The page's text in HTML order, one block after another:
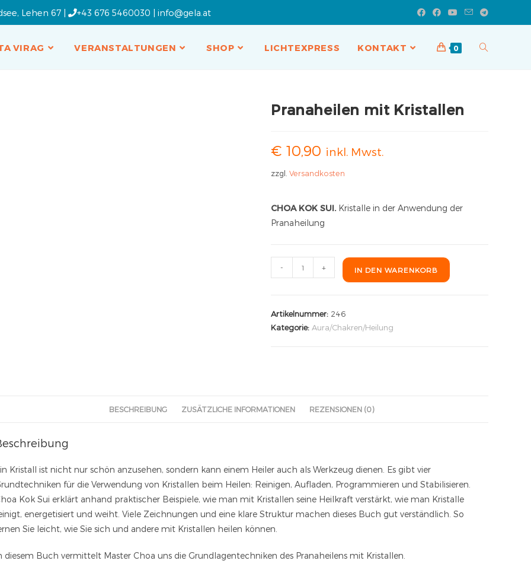
Lehen 67 | +43 676 5460030 | info@gela.at
VIRAG VERANSTALTUNGEN SHOP LICHTEXPRESS KONTAKT 0
Pranaheilen mit Kristallen
€ 10,90 inkl. Mwst.
zzgl.Versandkosten
CHOA KOK SUI. Kristalle in der Anwendung der
Pranaheilung
- + IN DEN WARENKORB
Artikelnummer: 246
Kategorie: Aura/Chakren/Heilung
BESCHREIBUNG ZUSÄTZLICHE INFORMATIONEN REZENSIONEN (0)
Kristall ist nicht nur schön anzusehen, sondern kann einem Heiler auch als Werkzeug dienen. Es gibt vier
für die Verwendung von Kristallen beim Heilen: Reinigen, Aufladen, Programmieren und Stabilisieren.
Kok Sui erklärt anhand praktischer Beispiele, wie man mit Kristallen seine Heilkraft verstärkt, wie man Kristalle
energetisiert und weiht. Viele Zeichnungen und eine klare Struktur machen dieses Buch gut verständlich. So
Sie leicht, wie Sie sich und andere mit Kristallen heilen können.
diesem Buch vermittelt Master Choa uns die Grundlagentechniken des Pranaheilens mit Kristallen.